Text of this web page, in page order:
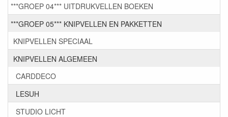
***GROEP 04*** UITDRUKVELLEN BOEKEN
***GROEP 05*** KNIPVELLEN EN PAKKETTEN
KNIPVELLEN SPECIAAL
KNIPVELLEN ALGEMEEN
CARDDECO
LESUH
STUDIO LICHT